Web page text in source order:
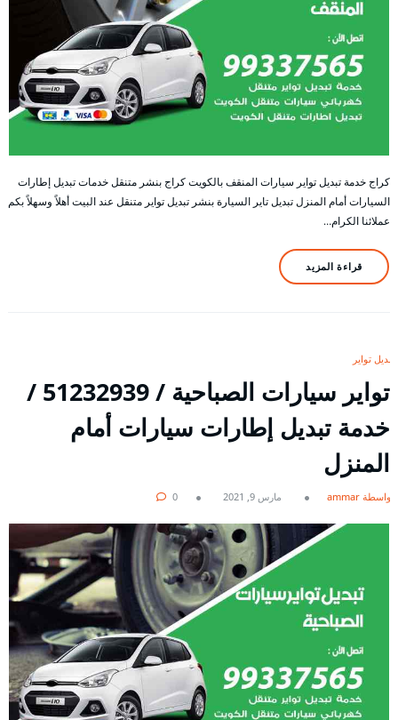
كراج خدمة تبديل تواير سيارات المنقف بالكويت كراج بنشر متنقل خدمات تبديل إطارات
السيارات أمام المنزل تبديل تاير السيارة بنشر تبديل تواير متنقل عند البيت أهلاً وسهلاً بكم
عملائنا الكرام…
قراءة المزيد
تبديل تواير
تواير سيارات الصباحية / 51232939‬ /
خدمة تبديل إطارات سيارات أمام
المنزل
بواسطة ammar مارس 9, 2021 0